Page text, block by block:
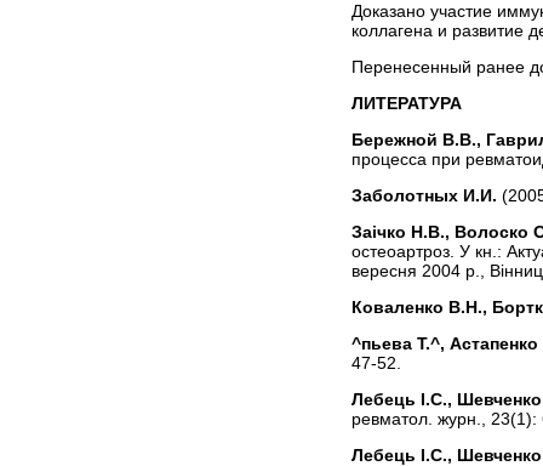
Доказано участие
коллагена и развитие
Перенесенный ранее
ЛИТЕРАТУРА
Бережной В.В.,
процесса при
Заболотных И.И.
Заiчко H.B., Волоско
остеоартроз. У кн.:
вересня 2004 р.,
Коваленко B.H.,
^пьева Т.^,
47-52.
Лебець І.С.,
ревматол. журн., 23(1):
Лебець I.C., Шевченко